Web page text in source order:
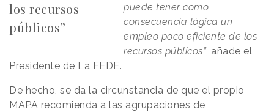
los recursos
públicos”
puede tener como
consecuencia lógica un
empleo poco eficiente de los
recursos públicos”, añade el
Presidente de La FEDE.
De hecho, se da la circunstancia de que el propio
MAPA recomienda a las agrupaciones de